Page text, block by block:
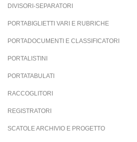
DIVISORI-SEPARATORI
PORTABIGLIETTI VARI E RUBRICHE
PORTADOCUMENTI E CLASSIFICATORI
PORTALISTINI
PORTATABULATI
RACCOGLITORI
REGISTRATORI
SCATOLE ARCHIVIO E PROGETTO